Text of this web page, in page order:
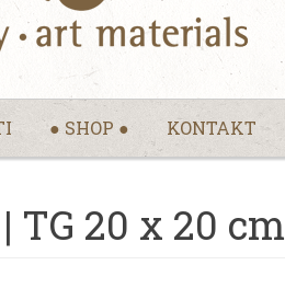
● SHOP ● KONTAKT
TG 20 x 20 cm